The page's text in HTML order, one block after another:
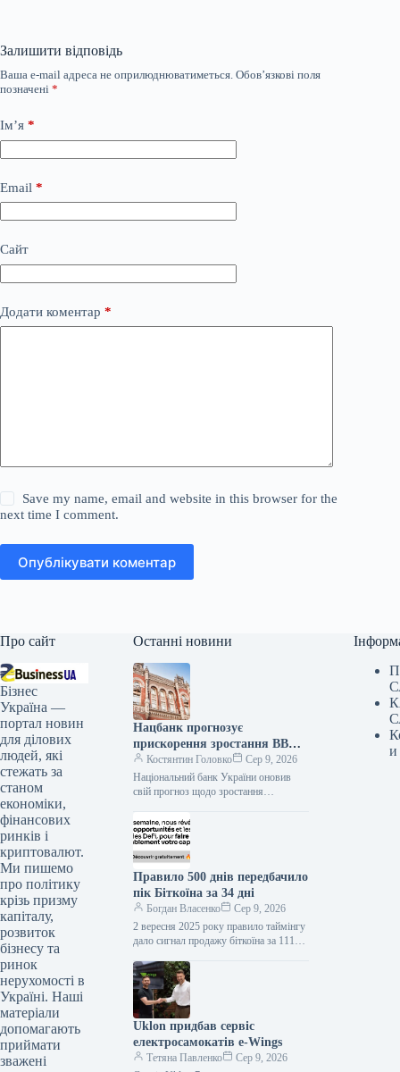
Залишити відповідь
Ваша e-mail адреса не оприлюднюватиметься. Обов’язкові поля
позначені *
Ім’я *
Email *
Сайт
Додати коментар *
Save my name, email and website in this browser for the
next time I comment.
Опублікувати коментар
Про сайт
Бізнес
Україна —
портал новин
для ділових
людей, які
стежать за
станом
економіки,
фінансових
ринків і
криптовалют.
Ми пишемо
про політику
крізь призму
капіталу,
розвиток
бізнесу та
ринок
нерухомості в
Україні. Наші
матеріали
допомагають
приймати
зважені
Останні новини
Нацбанк прогнозує
прискорення зростання ВВП
України до 4,2% на кінець
2026 року
Костянтин Головко
Сер 9, 2026
Національний банк України оновив
свій прогноз щодо зростання
продукту (ВВП). Очікується, що у
третьому кварталі 2026 року…
Правило 500 днів передбачило
пік Біткоїна за 34 дні
Богдан Власенко
Сер 9, 2026
2 вересня 2025 року правило таймінгу
дало сигнал продажу біткоїна за 111
пізніше,…
Uklon придбав сервіс
електросамокатів e-Wings
Тетяна Павленко
Сер 9, 2026
и